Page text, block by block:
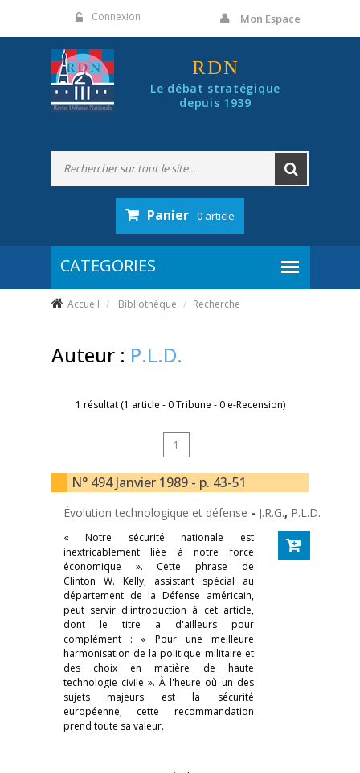
Connexion Mon Espace
RDN
Le débat stratégique
depuis 1939
Panier- 0 article
Accueil Bibliothèque Recherche
Auteur : P.L.D.
1 résultat (1 article - 0 Tribune - 0 e-Recension)
1
N° 494 Janvier 1989 - p. 43-51
Évolution technologique et défense - J.R.G., P.L.D.
« Notre sécurité nationale est
inextricablement liée à notre force
économique ». Cette phrase de
Clinton W. Kelly, assistant spécial au
département de la Défense américain,
peut servir d'introduction à cet article,
dont le titre a d'ailleurs pour
complément : « Pour une meilleure
harmonisation de la politique militaire et
des choix en matière de haute
technologie civile ». À l'heure où un des
sujets majeurs est la sécurité
européenne, cette recommandation
prend toute sa valeur.